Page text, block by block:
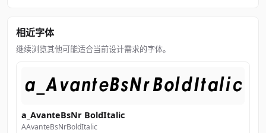
相近字体
继续浏览其他可能适合当前设计需求的字体。
a_AvanteBsNr BoldItalic
AAvanteBsNrBoldItalic